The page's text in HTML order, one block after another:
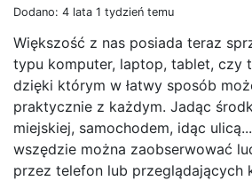
Dodano: 4 lata 1 tydzień temu
Większość z nas posiada teraz
typu komputer, laptop, tablet, czy
dzięki którym w łatwy sposób
praktycznie z każdym. Jadąc
miejskiej, samochodem, idąc
wszędzie można zaobserwować
przez telefon lub przeglądających